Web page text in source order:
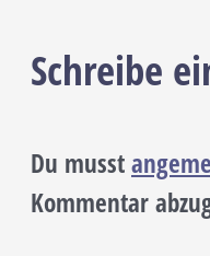
Schreibe
Du musst
Kommentar